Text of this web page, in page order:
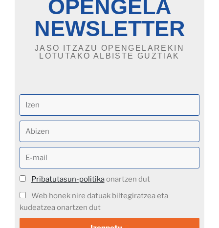
OPENGELA
NEWSLETTER
JASO ITZAZU OPENGELAREKIN
LOTUTAKO ALBISTE GUZTIAK
Pribatutasun-politikaonartzen dut
Web honek nire datuak biltegiratzea eta
kudeatzea onartzen dut